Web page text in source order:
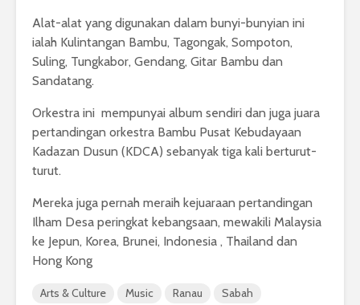
Alat-alat yang digunakan dalam bunyi-bunyian ini
ialah Kulintangan Bambu, Tagongak, Sompoton,
Suling, Tungkabor, Gendang, Gitar Bambu dan
Sandatang.
Orkestra ini mempunyai album sendiri dan juga juara
pertandingan orkestra Bambu Pusat Kebudayaan
Kadazan Dusun (KDCA) sebanyak tiga kali berturut-
turut.
Mereka juga pernah meraih kejuaraan pertandingan
Ilham Desa peringkat kebangsaan, mewakili Malaysia
ke Jepun, Korea, Brunei, Indonesia , Thailand dan
Hong Kong
Arts & Culture Music Ranau Sabah